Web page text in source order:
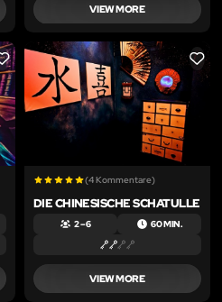
VIEW MORE
LIKE LIKE
(4 Kommentare)
DIE CHINESISCHE SCHATULLE
2 – 6 60 MIN.
VIEW MORE